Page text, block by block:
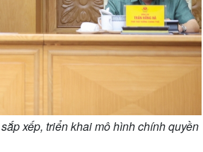
xếp, triển khai mô hình chính quyền